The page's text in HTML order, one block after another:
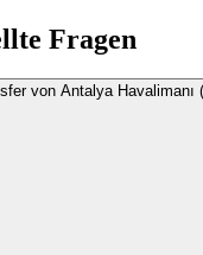
Fragen
von Antalya Havalimanı